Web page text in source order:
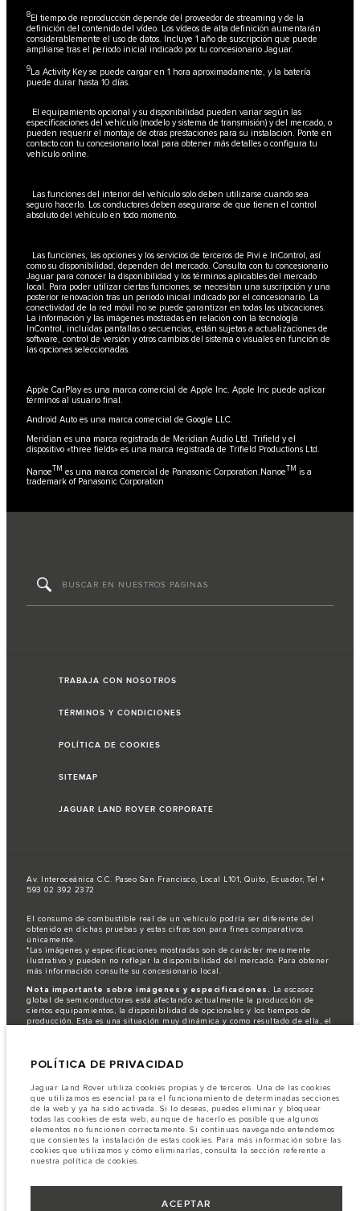
8El tiempo de reproducción depende del proveedor de streaming y de la
definición del contenido del vídeo. Los vídeos de alta definición aumentarán
considerablemente el uso de datos. Incluye 1 año de suscripción que puede
ampliarse tras el periodo inicial indicado por tu concesionario Jaguar.
9La Activity Key se puede cargar en 1 hora aproximadamente, y la batería
puede durar hasta 10 días.
El equipamiento opcional y su disponibilidad pueden variar según las
especificaciones del vehículo (modelo y sistema de transmisión) y del mercado, o
pueden requerir el montaje de otras prestaciones para su instalación. Ponte en
contacto con tu concesionario local para obtener más detalles o configura tu
vehículo online.
Las funciones del interior del vehículo solo deben utilizarse cuando sea
seguro hacerlo. Los conductores deben asegurarse de que tienen el control
absoluto del vehículo en todo momento.
Las funciones, las opciones y los servicios de terceros de Pivi e InControl, así
como su disponibilidad, dependen del mercado. Consulta con tu concesionario
Jaguar para conocer la disponibilidad y los términos aplicables del mercado
local. Para poder utilizar ciertas funciones, se necesitan una suscripción y una
posterior renovación tras un periodo inicial indicado por el concesionario. La
conectividad de la red móvil no se puede garantizar en todas las ubicaciones.
La información y las imágenes mostradas en relación con la tecnología
InControl, incluidas pantallas o secuencias, están sujetas a actualizaciones de
software, control de versión y otros cambios del sistema o visuales en función de
las opciones seleccionadas.
Apple CarPlay es una marca comercial de Apple Inc. Apple Inc puede aplicar
términos al usuario final.
Android Auto es una marca comercial de Google LLC.
Meridian es una marca registrada de Meridian Audio Ltd. Trifield y el
dispositivo «three fields» es una marca registrada de Trifield Productions Ltd.
NanoeTM es una marca comercial de Panasonic Corporation.NanoeTM is a
trademark of Panasonic Corporation
TRABAJA CON NOSOTROS
TÉRMINOS Y CONDICIONES
POLÍTICA DE COOKIES
SITEMAP
JAGUAR LAND ROVER CORPORATE
Av. Interoceánica C.C. Paseo San Francisco, Local L101, Quito, Ecuador, Tel +
593 02 392 2372
El consumo de combustible real de un vehículo podría ser diferente del
obtenido en dichas pruebas y estas cifras son para fines comparativos
únicamente.
*Las imágenes y especificaciones mostradas son de carácter meramente
ilustrativo y pueden no reflejar la disponibilidad del mercado. Para obtener
más información consulte su concesionario local.
Nota importante sobre imágenes y especificaciones. La escasez
global de semiconductores está afectando actualmente la producción de
ciertos equipamientos, la disponibilidad de opcionales y los tiempos de
producción. Esta es una situación muy dinámica y como resultado de ella, el
distribuidor de su preferencia, quien podrá dar a conocer las restricciones
únicamente en las especificaciones e imágenes mostradas en este sitio web.
Jaguar Land Rover Limited busca constantemente nuevas formas de mejorar
las especificaciones, el diseño y la producción de sus vehículos, piezas y
accesorios, por lo que se producen modificaciones de forma continua y sin
previo aviso. Según el modelo, algunas funciones serán opcionales o
vendrán incluidas de serie. La información, las especificaciones, los motores
y los colores que aparecen en esta página web se basan en las
especificaciones europeas. Estos pueden variar en función del mercado y
equipamiento opcional y accesorios originales que pueden no estar
disponibles en todos los mercados. Ponte en contacto con tu concesionario
POLÍTICA DE PRIVACIDAD
Jaguar Land Rover utiliza cookies propias y de terceros. Una de las cookies
que utilizamos es esencial para el funcionamiento de determinadas secciones
de la web y ya ha sido activada. Si lo deseas, puedes eliminar y bloquear
todas las cookies de esta web, aunque de hacerlo es posible que algunos
elementos no funcionen correctamente. Si continuas navegando entendemos
que consientes la instalación de estas cookies. Para más información sobre las
cookies que utilizamos y cómo eliminarlas, consulta la sección referente a
nuestra política de cookies.
ACEPTAR